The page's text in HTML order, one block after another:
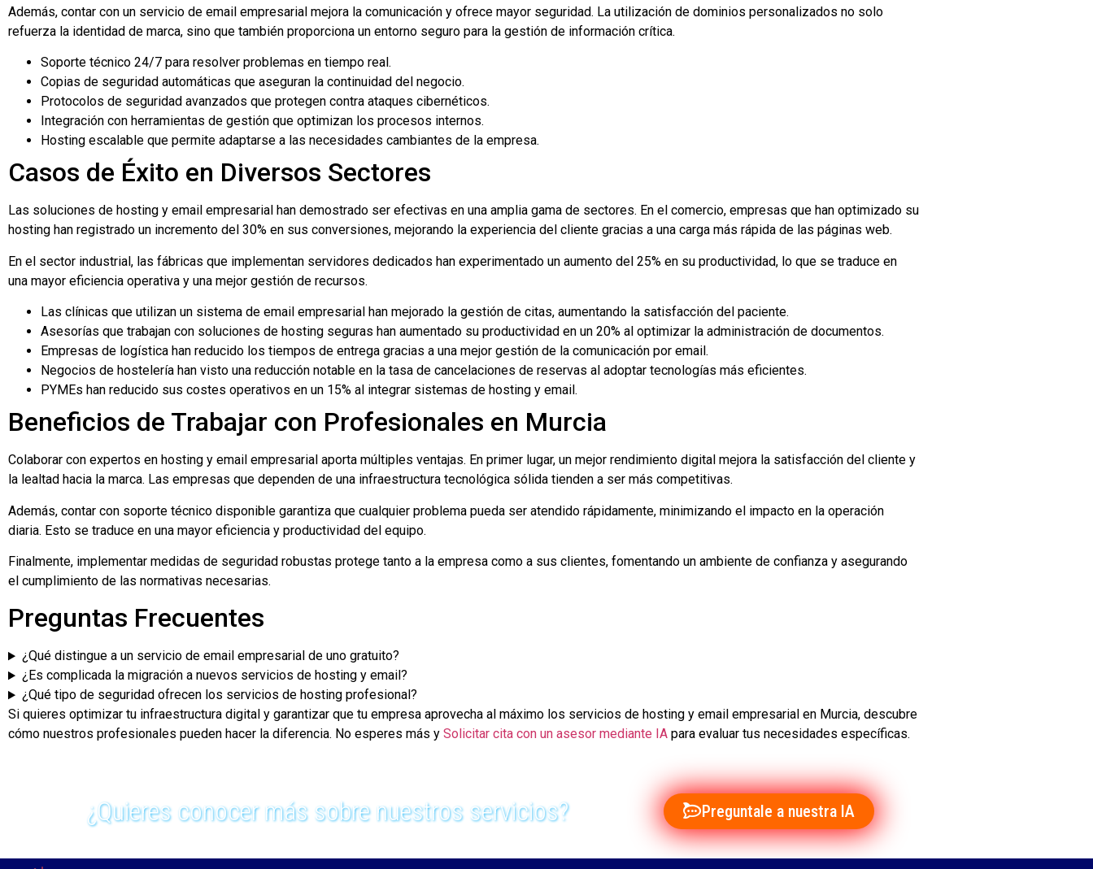
Además, contar con un servicio de email empresarial mejora la comunicación y ofrece mayor seguridad. La utilización de dominios personalizados no solo
refuerza la identidad de marca, sino que también proporciona un entorno seguro para la gestión de información crítica.
Soporte técnico 24/7 para resolver problemas en tiempo real.
Copias de seguridad automáticas que aseguran la continuidad del negocio.
Protocolos de seguridad avanzados que protegen contra ataques cibernéticos.
Integración con herramientas de gestión que optimizan los procesos internos.
Hosting escalable que permite adaptarse a las necesidades cambiantes de la empresa.
Casos de Éxito en Diversos Sectores
Las soluciones de hosting y email empresarial han demostrado ser efectivas en una amplia gama de sectores. En el comercio, empresas que han optimizado su
hosting han registrado un incremento del 30% en sus conversiones, mejorando la experiencia del cliente gracias a una carga más rápida de las páginas web.
En el sector industrial, las fábricas que implementan servidores dedicados han experimentado un aumento del 25% en su productividad, lo que se traduce en
una mayor eficiencia operativa y una mejor gestión de recursos.
Las clínicas que utilizan un sistema de email empresarial han mejorado la gestión de citas, aumentando la satisfacción del paciente.
Asesorías que trabajan con soluciones de hosting seguras han aumentado su productividad en un 20% al optimizar la administración de documentos.
Empresas de logística han reducido los tiempos de entrega gracias a una mejor gestión de la comunicación por email.
Negocios de hostelería han visto una reducción notable en la tasa de cancelaciones de reservas al adoptar tecnologías más eficientes.
PYMEs han reducido sus costes operativos en un 15% al integrar sistemas de hosting y email.
Beneficios de Trabajar con Profesionales en Murcia
Colaborar con expertos en hosting y email empresarial aporta múltiples ventajas. En primer lugar, un mejor rendimiento digital mejora la satisfacción del cliente y
la lealtad hacia la marca. Las empresas que dependen de una infraestructura tecnológica sólida tienden a ser más competitivas.
Además, contar con soporte técnico disponible garantiza que cualquier problema pueda ser atendido rápidamente, minimizando el impacto en la operación
diaria. Esto se traduce en una mayor eficiencia y productividad del equipo.
Finalmente, implementar medidas de seguridad robustas protege tanto a la empresa como a sus clientes, fomentando un ambiente de confianza y asegurando
el cumplimiento de las normativas necesarias.
Preguntas Frecuentes
¿Qué distingue a un servicio de email empresarial de uno gratuito?
¿Es complicada la migración a nuevos servicios de hosting y email?
¿Qué tipo de seguridad ofrecen los servicios de hosting profesional?
Si quieres optimizar tu infraestructura digital y garantizar que tu empresa aprovecha al máximo los servicios de hosting y email empresarial en Murcia, descubre
cómo nuestros profesionales pueden hacer la diferencia. No esperes más y Solicitar cita con un asesor mediante IA para evaluar tus necesidades específicas.
¿Quieres conocer más sobre nuestros servicios? Preguntale a nuestra IA